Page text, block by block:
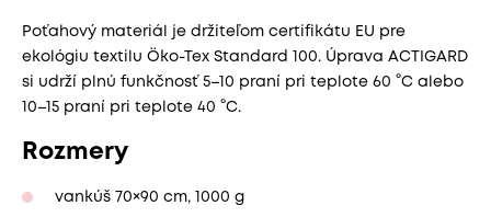
Poťahový materiál je držiteľom certifikátu EU pre
ekológiu textilu Öko-Tex Standard 100. Úprava ACTIGARD
si udrží plnú funkčnosť 5–10 praní pri teplote 60 °C alebo
10–15 praní pri teplote 40 °C.
Rozmery
vankúš 70×90 cm, 1000 g